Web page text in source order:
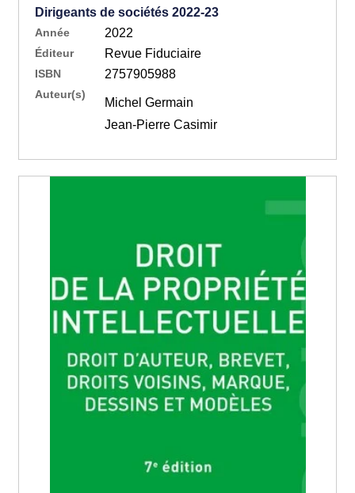
Dirigeants de sociétés 2022-23
Année 2022
Éditeur Revue Fiduciaire
ISBN 2757905988
Auteur(s)
Michel Germain
Jean-Pierre Casimir